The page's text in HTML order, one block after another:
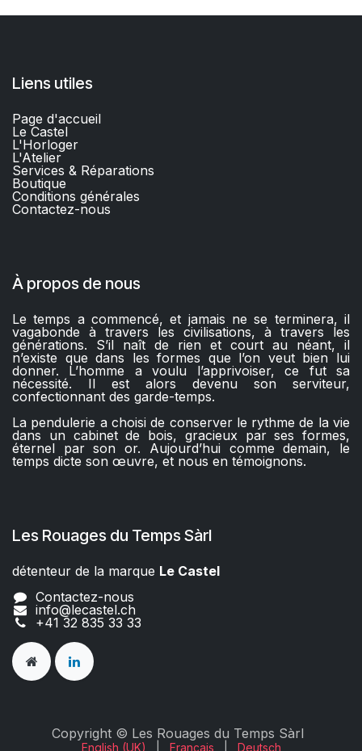
Liens utiles
Page d'accueil
Le Castel
L'Horloger
L'Atelier
Services & Réparations
Boutique
Conditions générales
Contactez-nous​
À propos de nous
Le temps a commencé, et jamais ne se terminera, il
vagabonde à travers les civilisations, à travers les
générations. S’il naît de rien et court au néant, il
n’existe que dans les formes que l’on veut bien lui
donner. L’homme a voulu l’apprivoiser, ce fut sa
nécessité. Il est alors devenu son serviteur,
confectionnant des garde-temps.
La pendulerie a choisi de conserver le rythme de la vie
dans un cabinet de bois, gracieux par ses formes,
éternel par son or. Aujourd’hui comme demain, le
temps dicte son œuvre, et nous en témoignons.
Les Rouages du Temps Sàrl
détenteur de la marque Le Castel​​
Contactez-nous
info@lecastel.ch
+41 32 835 33 33
Copyright © Les Rouages du Temps Sàrl
English (UK) Français Deutsch